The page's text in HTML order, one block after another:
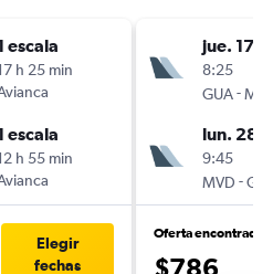
escala
h 25 min
escala
h 55 min
Elegir
fechas
jue. 17/
8:25
GUA-
lun. 28/
9:45
MVD -
Oferta encontrada
$786